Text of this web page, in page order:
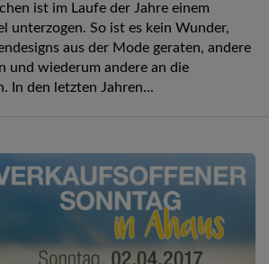
ist im Laufe der Jahre einem
unterzogen. So ist es kein Wunder,
aus der Mode geraten, andere
und wiederum andere an die
In den letzten Jahren...